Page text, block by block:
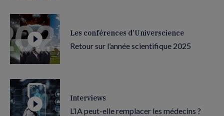
Les conférences d’Universcience
Retour sur l’année scientifique 2025
Interviews
L’IA peut-elle remplacer les médecins ?